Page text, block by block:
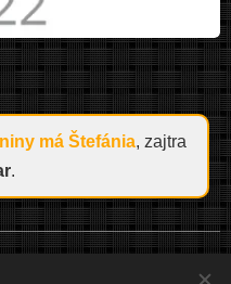
má Štefánia, zajtra
.